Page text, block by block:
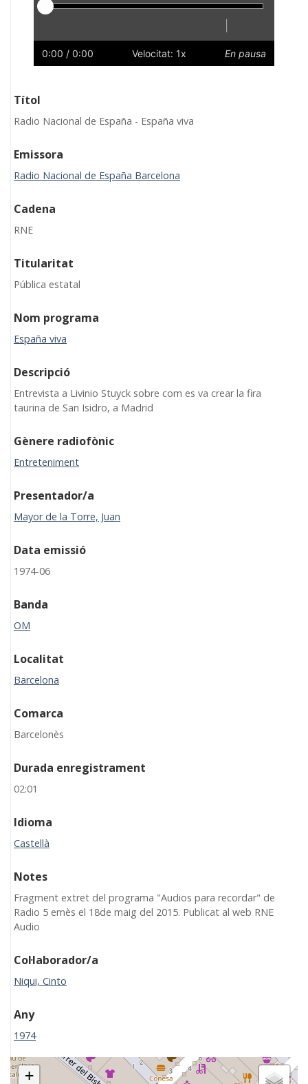
Reproductor
Lent
0:00 / 0:00 Velocitat: 1x En pausa
Títol
Radio Nacional de España - España viva
Emissora
Radio Nacional de España Barcelona
Cadena
RNE
Titularitat
Pública estatal
Nom programa
España viva
Descripció
Entrevista a Livinio Stuyck sobre com es va crear la fira
taurina de San Isidro, a Madrid
Gènere radiofònic
Entreteniment
Presentador/a
Mayor de la Torre, Juan
Data emissió
1974-06
Banda
OM
Localitat
Barcelona
Comarca
Barcelonès
Durada enregistrament
02:01
Idioma
Castellà
Notes
Fragment extret del programa "Audios para recordar" de
Radio 5 emès el 18de maig del 2015. Publicat al web RNE
Audio
Col·laborador/a
Niqui, Cinto
Any
1974
+